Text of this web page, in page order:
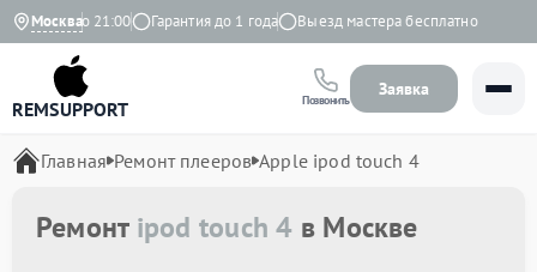
Москва
9:00 до 21:00 Гарантия до 1 года Выезд мастера бесплатно
REMSUPPORT Позвонить
Заявка
Главная Ремонт плееров Apple ipod touch 4
Ремонт ipod touch 4 в Москве